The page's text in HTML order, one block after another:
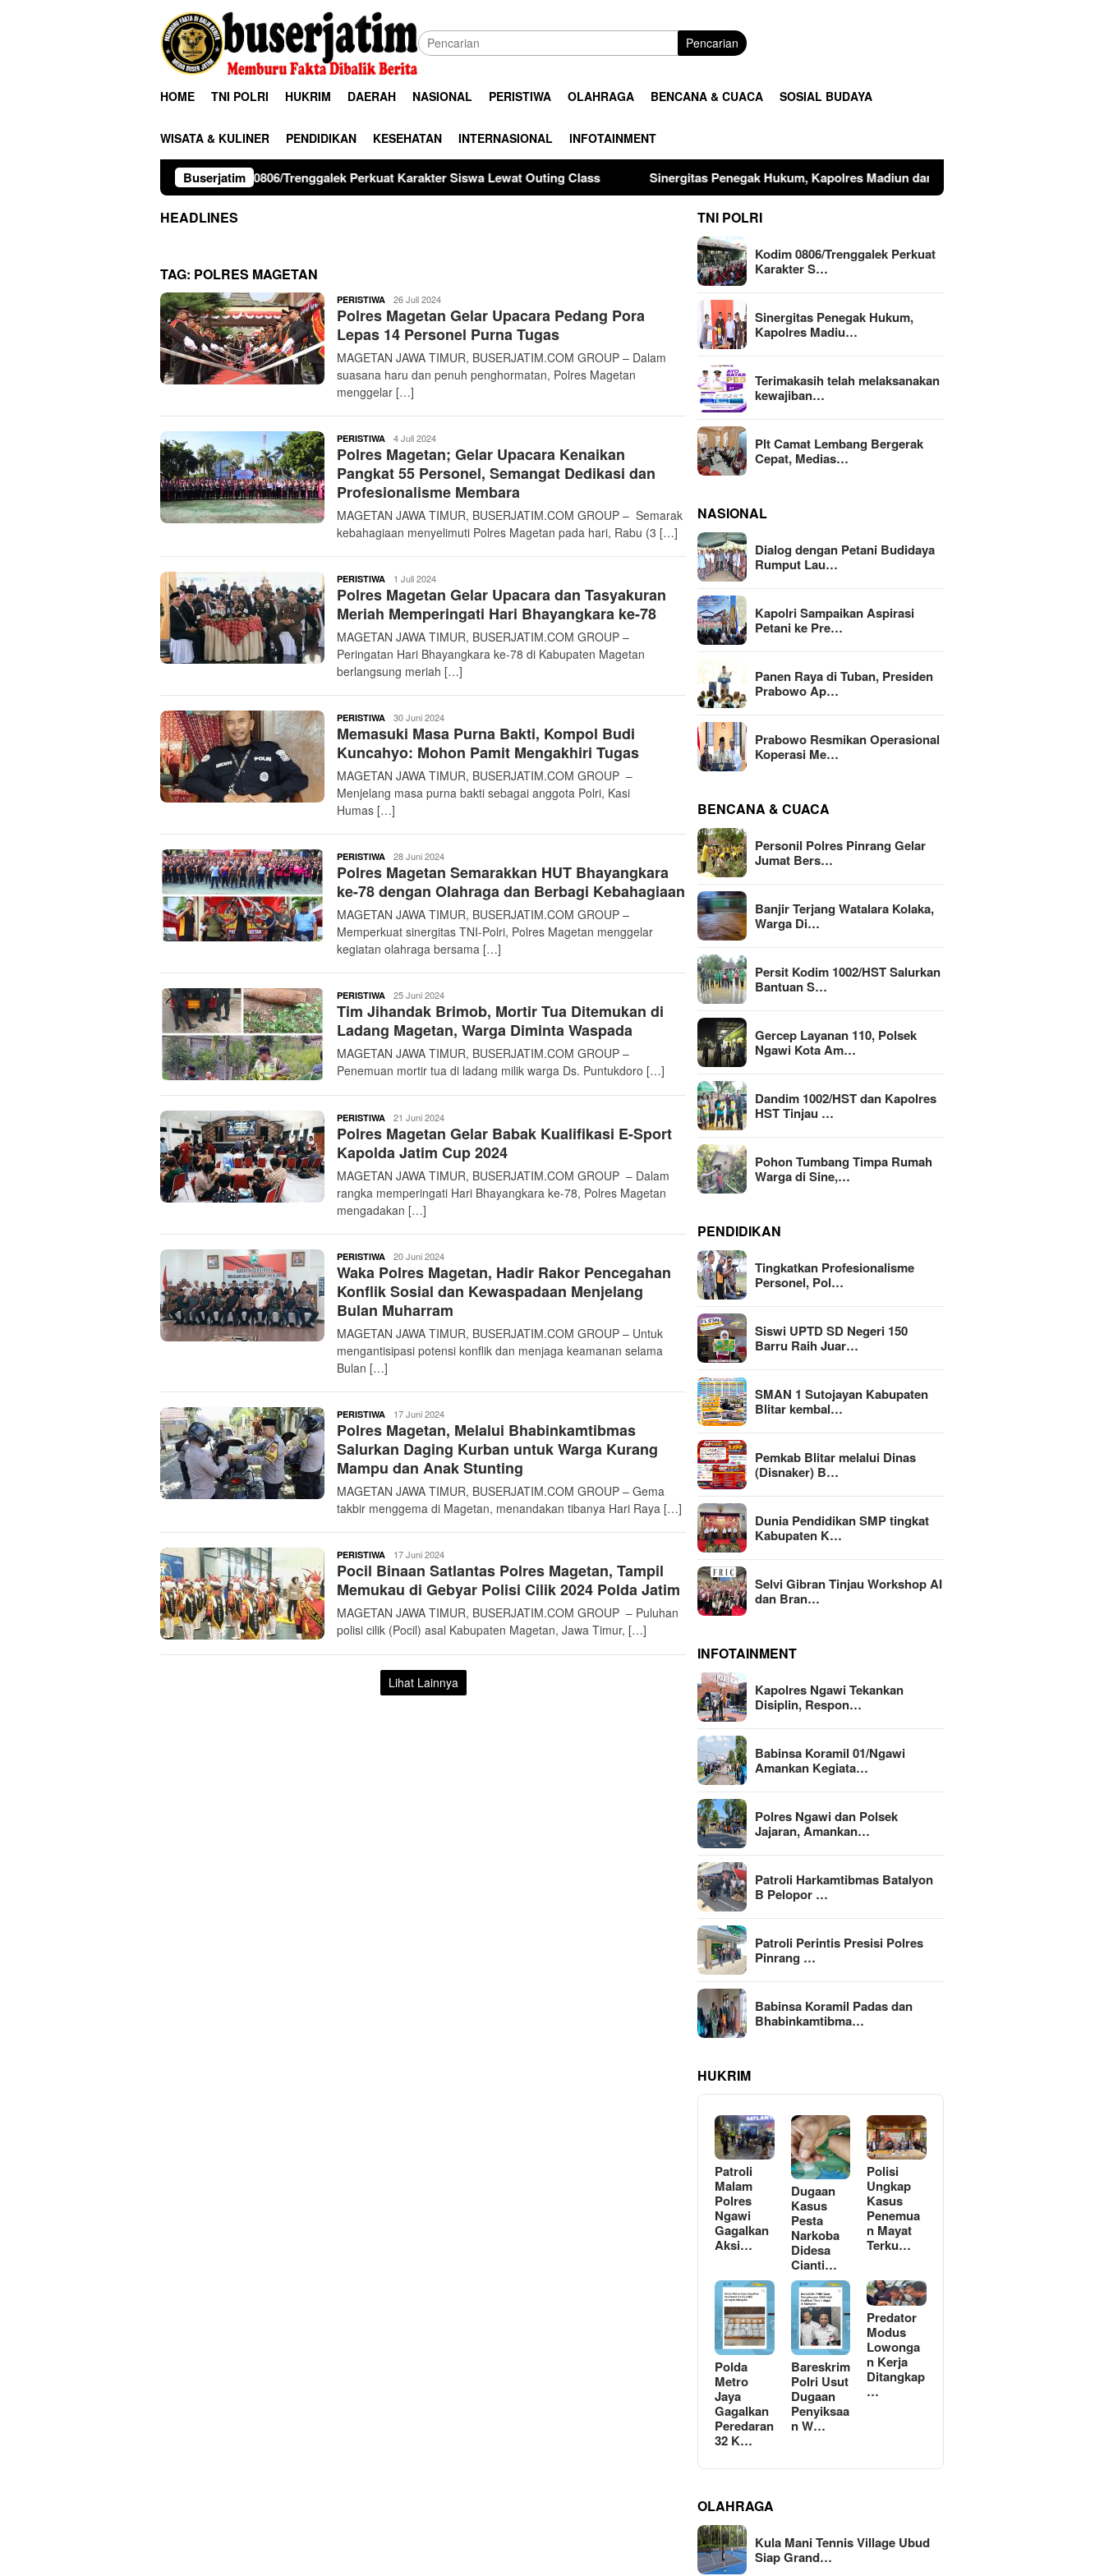
Pencarian
HOME TNI POLRI HUKRIM DAERAH NASIONAL PERISTIWA OLAHRAGA BENCANA & CUACA SOSIAL BUDAYA
WISATA & KULINER PENDIDIKAN KESEHATAN INTERNASIONAL INFOTAINMENT
Buserjatim
Kodim 0806/Trenggalek Perkuat Karakter Siswa Lewat Outing Class Sinergitas Penegak Hukum, Kapolres Madiun dan Kajari Musnahkan Barang Bukti Perkara Pidana
HEADLINES
TAG: POLRES MAGETAN
PERISTIWA buserjatim
26 Juli 2024
Polres Magetan Gelar Upacara Pedang Pora
Lepas 14 Personel Purna Tugas
MAGETAN JAWA TIMUR, BUSERJATIM.COM GROUP – Dalam
suasana haru dan penuh penghormatan, Polres Magetan
menggelar […]
PERISTIWA buserjatim
4 Juli 2024
Polres Magetan; Gelar Upacara Kenaikan
Pangkat 55 Personel, Semangat Dedikasi dan
Profesionalisme Membara
MAGETAN JAWA TIMUR, BUSERJATIM.COM GROUP – Semarak
kebahagiaan menyelimuti Polres Magetan pada hari, Rabu (3 […]
PERISTIWA buserjatim
1 Juli 2024
Polres Magetan Gelar Upacara dan Tasyakuran
Meriah Memperingati Hari Bhayangkara ke-78
MAGETAN JAWA TIMUR, BUSERJATIM.COM GROUP –
Peringatan Hari Bhayangkara ke-78 di Kabupaten Magetan
berlangsung meriah […]
PERISTIWA buserjatim
30 Juni 2024
Memasuki Masa Purna Bakti, Kompol Budi
Kuncahyo: Mohon Pamit Mengakhiri Tugas
MAGETAN JAWA TIMUR, BUSERJATIM.COM GROUP –
Menjelang masa purna bakti sebagai anggota Polri, Kasi
Humas […]
PERISTIWA buserjatim
28 Juni 2024
Polres Magetan Semarakkan HUT Bhayangkara
ke-78 dengan Olahraga dan Berbagi Kebahagiaan
MAGETAN JAWA TIMUR, BUSERJATIM.COM GROUP –
Memperkuat sinergitas TNI-Polri, Polres Magetan menggelar
kegiatan olahraga bersama […]
PERISTIWA buserjatim
25 Juni 2024
Tim Jihandak Brimob, Mortir Tua Ditemukan di
Ladang Magetan, Warga Diminta Waspada
MAGETAN JAWA TIMUR, BUSERJATIM.COM GROUP –
Penemuan mortir tua di ladang milik warga Ds. Puntukdoro […]
PERISTIWA buserjatim
21 Juni 2024
Polres Magetan Gelar Babak Kualifikasi E-Sport
Kapolda Jatim Cup 2024
MAGETAN JAWA TIMUR, BUSERJATIM.COM GROUP – Dalam
rangka memperingati Hari Bhayangkara ke-78, Polres Magetan
mengadakan […]
PERISTIWA buserjatim
20 Juni 2024
Waka Polres Magetan, Hadir Rakor Pencegahan
Konflik Sosial dan Kewaspadaan Menjelang
Bulan Muharram
MAGETAN JAWA TIMUR, BUSERJATIM.COM GROUP – Untuk
mengantisipasi potensi konflik dan menjaga keamanan selama
Bulan […]
PERISTIWA buserjatim
17 Juni 2024
Polres Magetan, Melalui Bhabinkamtibmas
Salurkan Daging Kurban untuk Warga Kurang
Mampu dan Anak Stunting
MAGETAN JAWA TIMUR, BUSERJATIM.COM GROUP – Gema
takbir menggema di Magetan, menandakan tibanya Hari Raya […]
PERISTIWA buserjatim
17 Juni 2024
Pocil Binaan Satlantas Polres Magetan, Tampil
Memukau di Gebyar Polisi Cilik 2024 Polda Jatim
MAGETAN JAWA TIMUR, BUSERJATIM.COM GROUP – Puluhan
polisi cilik (Pocil) asal Kabupaten Magetan, Jawa Timur, […]
Lihat Lainnya
TNI POLRI
Kodim 0806/Trenggalek Perkuat
Karakter S…
Sinergitas Penegak Hukum,
Kapolres Madiu…
Terimakasih telah melaksanakan
kewajiban…
Plt Camat Lembang Bergerak
Cepat, Medias…
NASIONAL
Dialog dengan Petani Budidaya
Rumput Lau…
Kapolri Sampaikan Aspirasi
Petani ke Pre…
Panen Raya di Tuban, Presiden
Prabowo Ap…
Prabowo Resmikan Operasional
Koperasi Me…
BENCANA & CUACA
Personil Polres Pinrang Gelar
Jumat Bers…
Banjir Terjang Watalara Kolaka,
Warga Di…
Persit Kodim 1002/HST Salurkan
Bantuan S…
Gercep Layanan 110, Polsek
Ngawi Kota Am…
Dandim 1002/HST dan Kapolres
HST Tinjau …
Pohon Tumbang Timpa Rumah
Warga di Sine,…
PENDIDIKAN
Tingkatkan Profesionalisme
Personel, Pol…
Siswi UPTD SD Negeri 150
Barru Raih Juar…
SMAN 1 Sutojayan Kabupaten
Blitar kembal…
Pemkab Blitar melalui Dinas
(Disnaker) B…
Dunia Pendidikan SMP tingkat
Kabupaten K…
Selvi Gibran Tinjau Workshop AI
dan Bran…
INFOTAINMENT
Kapolres Ngawi Tekankan
Disiplin, Respon…
Babinsa Koramil 01/Ngawi
Amankan Kegiata…
Polres Ngawi dan Polsek
Jajaran, Amankan…
Patroli Harkamtibmas Batalyon
B Pelopor …
Patroli Perintis Presisi Polres
Pinrang …
Babinsa Koramil Padas dan
Bhabinkamtibma…
HUKRIM
Patroli
Malam
Polres
Ngawi
Gagalkan
Aksi…
Dugaan
Kasus
Pesta
Narkoba
Didesa
Cianti…
Polisi
Ungkap
Kasus
Penemua
n Mayat
Terku…
Polda
Metro
Jaya
Gagalkan
Peredaran
32 K…
Bareskrim
Polri Usut
Dugaan
Penyiksaa
n W…
Predator
Modus
Lowonga
n Kerja
Ditangkap
…
OLAHRAGA
Kula Mani Tennis Village Ubud
Siap Grand…